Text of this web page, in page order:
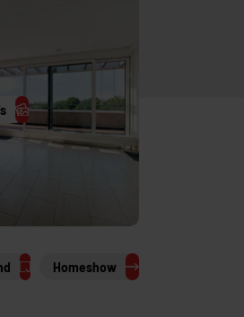
Homeshow